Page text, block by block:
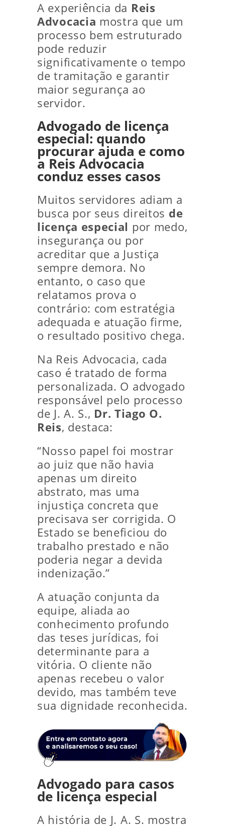
A experiência da Reis
Advocacia mostra que um
processo bem estruturado
pode reduzir
significativamente o tempo
de tramitação e garantir
maior segurança ao
servidor.
Advogado de licença
especial: quando
procurar ajuda e como
a Reis Advocacia
conduz esses casos
Muitos servidores adiam a
busca por seus direitos de
licença especial por medo,
insegurança ou por
acreditar que a Justiça
sempre demora. No
entanto, o caso que
relatamos prova o
contrário: com estratégia
adequada e atuação firme,
o resultado positivo chega.
Na Reis Advocacia, cada
caso é tratado de forma
personalizada. O advogado
responsável pelo processo
de J. A. S., Dr. Tiago O.
Reis, destaca:
“Nosso papel foi mostrar
ao juiz que não havia
apenas um direito
abstrato, mas uma
injustiça concreta que
precisava ser corrigida. O
Estado se beneficiou do
trabalho prestado e não
poderia negar a devida
indenização.”
A atuação conjunta da
equipe, aliada ao
conhecimento profundo
das teses jurídicas, foi
determinante para a
vitória. O cliente não
apenas recebeu o valor
devido, mas também teve
sua dignidade reconhecida.
Advogado para casos
de licença especial
A história de J. A. S. mostra